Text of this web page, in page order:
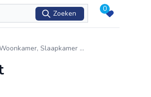
Zoeken
0
Slaapkamer ...